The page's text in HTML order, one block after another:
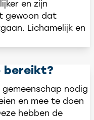
en zijn
gewoon dat
Lichamelijk en
bereikt?
nodig
en mee te doen
hebben de